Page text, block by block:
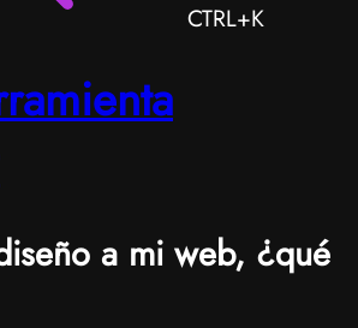
CTRL+K
a mi web, ¿qué